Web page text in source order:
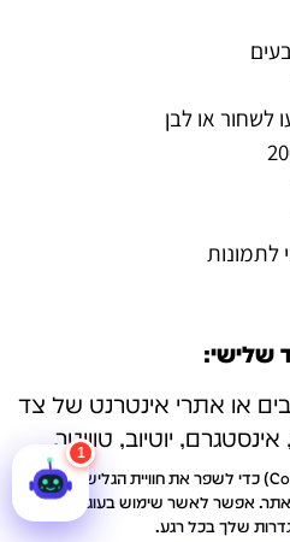
לשחור או לבן
לתמונות
שלישי:
או אתרי אינטרנט של צד
יוטיוב, טוויטר,
בשליטתנו, ייתכן והדבר
בידי אנשים בעלי מוגבלויות
אנחנו משתמשים בעוגיות (Cookies) כדי לשפר את חוויית הגלישה שלך,
אפשר לאשר שימוש בעוגיות או
שלך בכל רגע.